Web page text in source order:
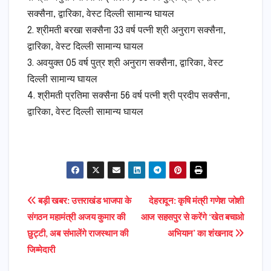
सक्सैना, द्वारिका, वेस्ट दिल्ली सामान्य घायल
2. श्रीमती बरखा सक्सैना 33 वर्ष पत्नी श्री अनुराग सक्सैना,
द्वारिका, वेस्ट दिल्ली सामान्य घायल
3. अवयुक्त 05 वर्ष पुत्र श्री अनुराग सक्सैना, द्वारिका, वेस्ट
दिल्ली सामान्य घायल
4. श्रीमती प्रतिमा सक्सैना 56 वर्ष पत्नी श्री प्रदीप सक्सैना,
द्वारिका, वेस्ट दिल्ली सामान्य घायल
Post
navigation
देहरादून: कृषि मंत्री गणेश जोशी
आज सहसपुर से करेंगे ‘खेत बचाओ
अभियान’ का शंखनाद
बड़ी खबर: उत्तराखंड भाजपा के
संगठन महामंत्री अजय कुमार की
छुट्टी, अब संभालेंगे राजस्थान की
जिम्मेदारी